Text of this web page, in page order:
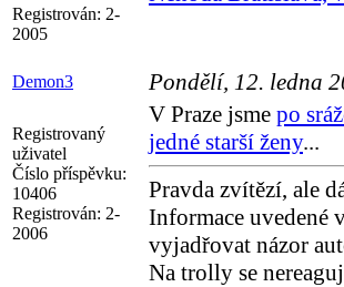
Registrován: 2-
2005
Demon3 Pondělí, 12. ledna
Registrovaný
uživatel
Číslo příspěvku:
10406
Registrován: 2-
2006
V Praze jsme po
jedné starší ženy...
Pravda zvítězí, ale
Informace uvedené
vyjadřovat názor
Na trolly se